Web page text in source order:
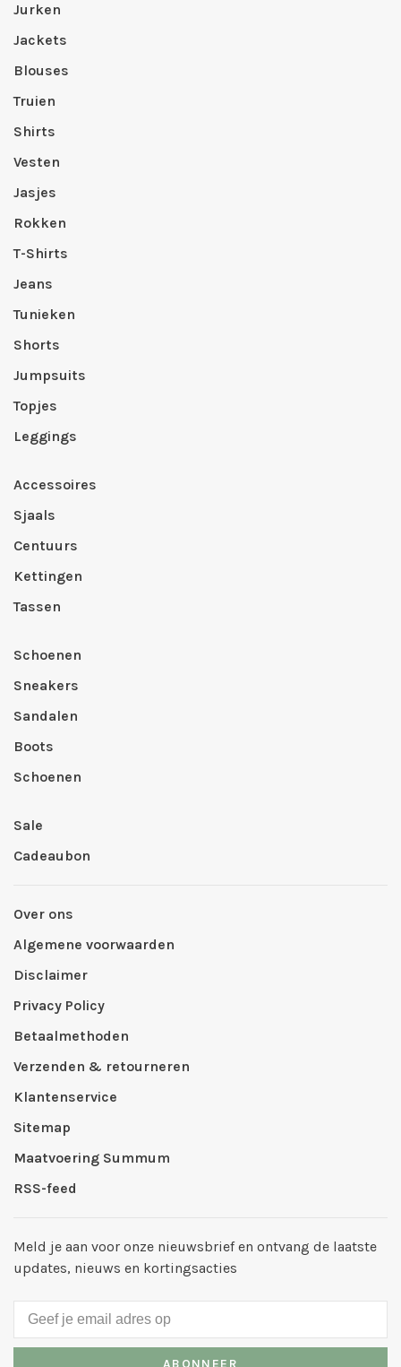
Jurken
Jackets
Blouses
Truien
Shirts
Vesten
Jasjes
Rokken
T-Shirts
Jeans
Tunieken
Shorts
Jumpsuits
Topjes
Leggings
Accessoires
Sjaals
Centuurs
Kettingen
Tassen
Schoenen
Sneakers
Sandalen
Boots
Schoenen
Sale
Cadeaubon
Over ons
Algemene voorwaarden
Disclaimer
Privacy Policy
Betaalmethoden
Verzenden & retourneren
Klantenservice
Sitemap
Maatvoering Summum
RSS-feed
Meld je aan voor onze nieuwsbrief en ontvang de laatste
updates, nieuws en kortingsacties